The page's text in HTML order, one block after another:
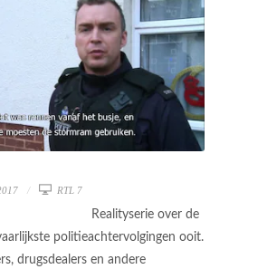
RTL 7
Realityserie over de
politieachtervolgingen ooit.
drugsdealers en andere